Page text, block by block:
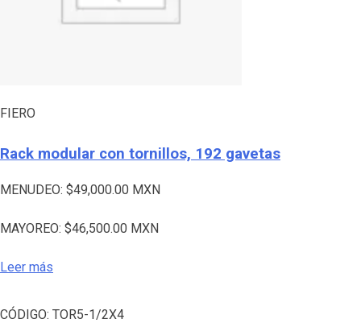
FIERO
Rack modular con tornillos, 192 gavetas
MENUDEO: $49,000.00 MXN
MAYOREO: $46,500.00 MXN
Leer más
CÓDIGO: TOR5-1/2X4